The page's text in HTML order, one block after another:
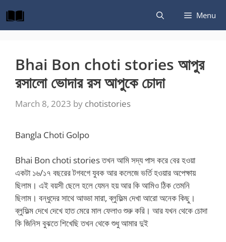
to
content
Menu
Bhai Bon choti stories আপুর
রসালো ভোদার রস আপুকে চোদা
March 8, 2023 by chotistories
Bangla Choti Golpo
Bhai Bon choti stories তখন আমি সদ্য পাস করে বের হওয়া
একটা ১৬/১৭ বছরের টগবগে যুবক আর কলেজে ভর্তি হওয়ার অপেক্ষায়
ছিলাম। এই বয়সী ছেলে হলে যেমন হয় আর কি আমিও ঠিক তেমনি
ছিলাম। বন্ধুদের সাথে আড্ডা মারা, ব্লুফিল্ম দেখা আরো অনেক কিছু।
ব্লুফিল্ম দেখে দেখে হাত মেরে মাল ফেলাও শুরু করি। আর যখন থেকে চোদা
কি জিনিস বুঝতে শিখেছি তখন থেকে শুধু আমার দুই